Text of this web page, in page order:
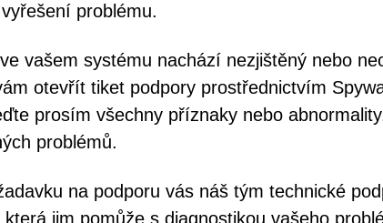
problému.
vašem systému nachází nezjištěný nebo
otevřít tiket podpory prostřednictvím
prosím všechny příznaky nebo
problémů.
na podporu vás náš tým technické
jim pomůže s diagnostikou vašeho